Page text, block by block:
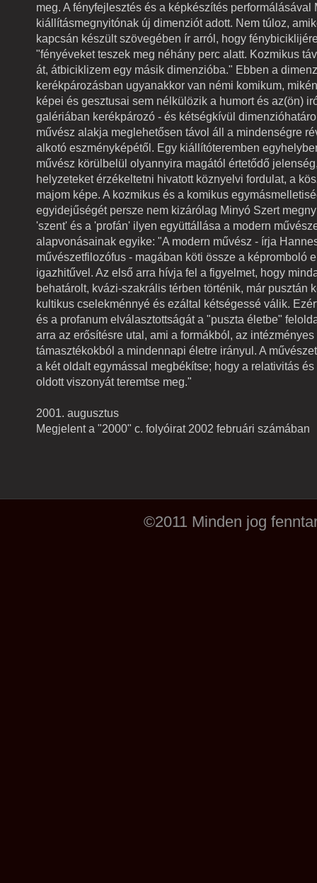
meg. A fényfejlesztés és a képkészítés performálásával
kiállításmegnyitónak új dimenziót adott. Nem túloz,
kapcsán készült szövegében ír arról, hogy
"fényéveket teszek meg néhány perc alatt. Kozmikus
át, átbiciklizem egy másik dimenzióba." Ebben a
kerékpározásban ugyanakkor van némi komikum,
képei és gesztusai sem nélkülözik a humort és az(ön)
galériában kerékpározó - és kétségkívül
művész alakja meglehetősen távol áll a mindenségre
alkotó eszményképétől. Egy kiállítóteremben
művész körülbelül olyannyira magától értetődő
helyzeteket érzékeltetni hivatott köznyelvi fordulat, a
majom képe. A kozmikus és a komikus
egyidejűségét persze nem kizárólag Minyó Szert
'szent' és a 'profán' ilyen együttállása a modern
alapvonásainak egyike: "A modern művész - írja
művészetfilozófus - magában köti össze a képromboló
igazhitűvel. Az első arra hívja fel a figyelmet, hogy
behatárolt, kvázi-szakrális térben történik, már pusztán
kultikus cselekménnyé és ezáltal kétségessé válik.
és a profanum elválasztottságát a "puszta életbe"
arra az erősítésre utal, ami a formákból, az
támasztékokból a mindennapi életre irányul. A
a két oldalt egymással megbékítse; hogy a relativitás
oldott viszonyát teremtse meg."
2001. augusztus
Megjelent a "2000" c. folyóirat 2002 februári számában
©2011 Minden jog